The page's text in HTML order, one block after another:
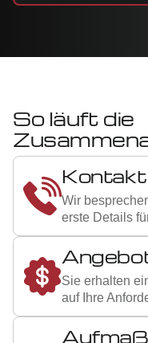
So läuft die
Kontakt
Wir
erste Details
Sie erhalten
auf Ihre
Aufmaß